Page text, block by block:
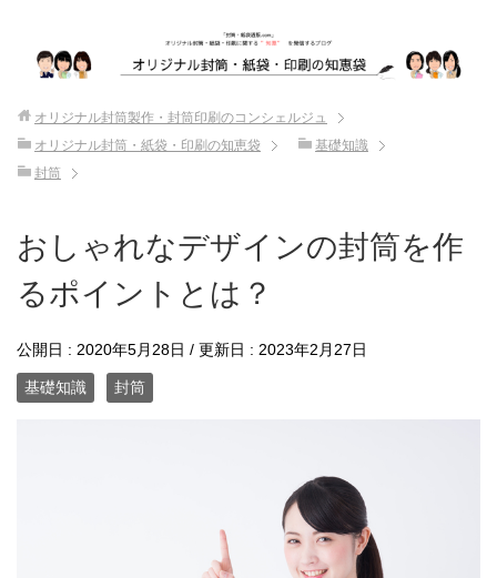
オリジナル封筒製作・封筒印刷のコンシェルジュ
オリジナル封筒・紙袋・印刷の知恵袋
基礎知識
封筒
おしゃれなデザインの封筒を作
るポイントとは？
公開日 : 2020年5月28日 / 更新日 : 2023年2月27日
基礎知識 封筒